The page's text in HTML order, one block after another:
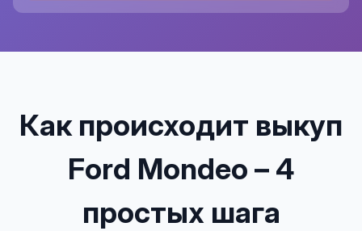
Как происходит выкуп
Ford Mondeo – 4
простых шага